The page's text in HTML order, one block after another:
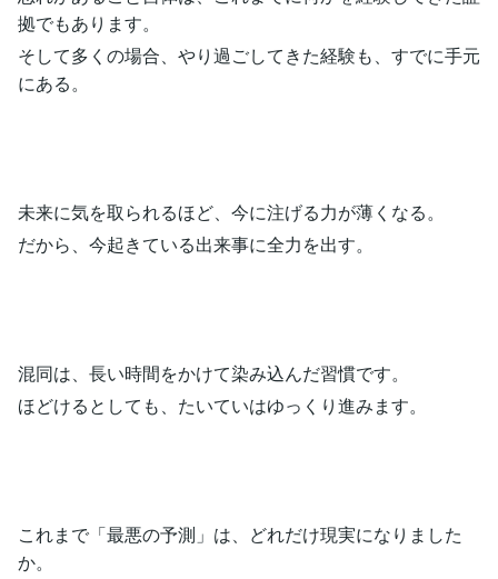
拠でもあります。
そして多くの場合、やり過ごしてきた経験も、すでに手元
にある。
未来に気を取られるほど、今に注げる力が薄くなる。
だから、今起きている出来事に全力を出す。
混同は、長い時間をかけて染み込んだ習慣です。
ほどけるとしても、たいていはゆっくり進みます。
これまで「最悪の予測」は、どれだけ現実になりました
か。